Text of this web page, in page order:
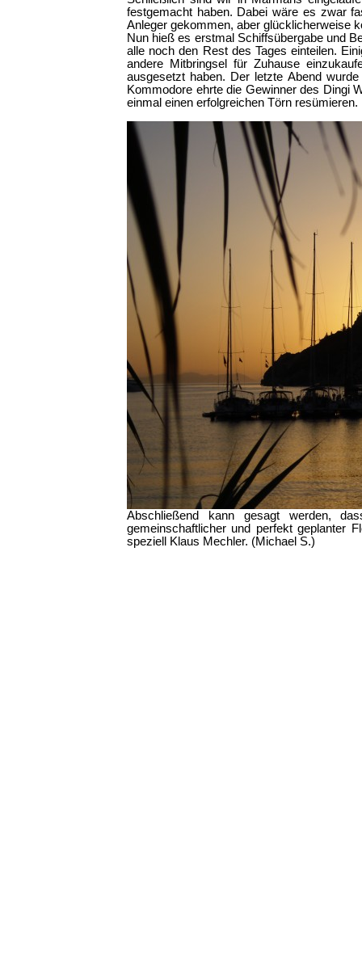
festgemacht haben. Dabei wäre es zwar
Anleger gekommen, aber glücklicherweise
Nun hieß es erstmal Schiffsübergabe und
alle noch den Rest des Tages einteilen.
andere Mitbringsel für Zuhause
ausgesetzt haben. Der letzte Abend
Kommodore ehrte die Gewinner des Dingi
einmal einen erfolgreichen Törn resümieren.
Abschließend kann gesagt werden,
gemeinschaftlicher und perfekt geplanter
speziell Klaus Mechler. (Michael S.)